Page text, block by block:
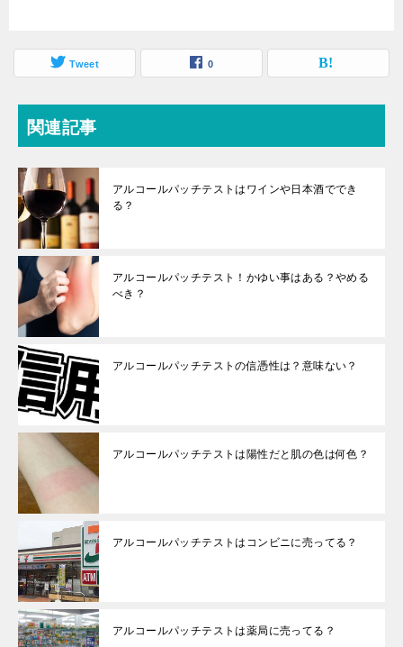
Tweet 0
関連記事
アルコールパッチテストはワインや日本酒ででき
る？
アルコールパッチテスト！かゆい事はある？やめる
べき？
アルコールパッチテストの信憑性は？意味ない？
アルコールパッチテストは陽性だと肌の色は何色？
アルコールパッチテストはコンビニに売ってる？
アルコールパッチテストは薬局に売ってる？